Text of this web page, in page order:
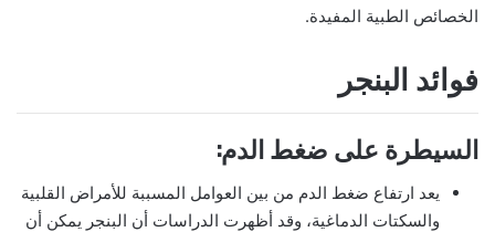
الخصائص الطبية المفيدة.
فوائد البنجر
السيطرة على ضغط الدم:
يعد ارتفاع ضغط الدم من بين العوامل المسببة للأمراض القلبية
والسكتات الدماغية، وقد أظهرت الدراسات أن البنجر يمكن أن